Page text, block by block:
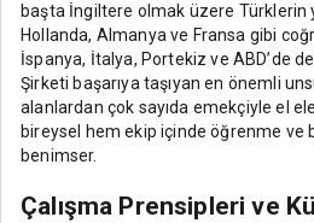
başta İngiltere olmak üzere Türklerin
Hollanda, Almanya ve Fransa gibi
İspanya, İtalya, Portekiz ve ABD’de
Şirketi başarıya taşıyan en önemli
alanlardan çok sayıda emekçiyle el
bireysel hem ekip içinde öğrenme ve
benimser.
Çalışma Prensipleri ve